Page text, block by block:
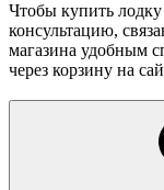
Чтобы купить
консультацию,
магазина удобным
через корзину на